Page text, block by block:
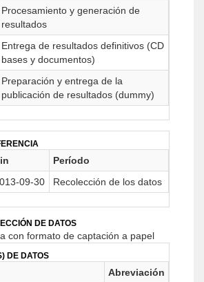
Procesamiento y generación de
resultados
Entrega de resultados definitivos (CD
bases y documentos)
Preparación y entrega de la
publicación de resultados (dummy)
Período
09-30 Recolección de los datos
DE DATOS
con formato de captación a papel
DE DATOS
Abreviación